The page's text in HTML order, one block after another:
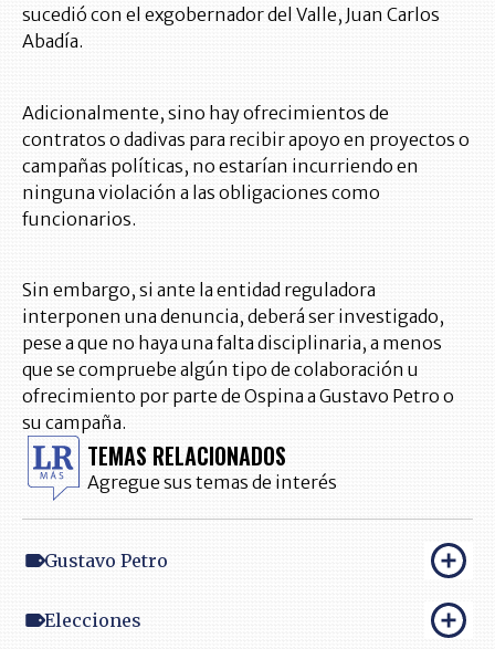
sucedió con el exgobernador del Valle, Juan Carlos
Abadía.
Adicionalmente, sino hay ofrecimientos de
contratos o dadivas para recibir apoyo en proyectos o
campañas políticas, no estarían incurriendo en
ninguna violación a las obligaciones como
funcionarios.
Sin embargo, si ante la entidad reguladora
interponen una denuncia, deberá ser investigado,
pese a que no haya una falta disciplinaria, a menos
que se compruebe algún tipo de colaboración u
ofrecimiento por parte de Ospina a Gustavo Petro o
su campaña.
TEMAS RELACIONADOS
Agregue sus temas de interés
Gustavo Petro
Elecciones